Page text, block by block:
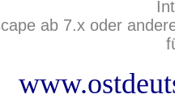
ab 7.x oder